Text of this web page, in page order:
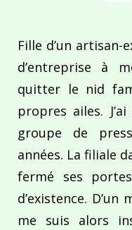
Fille d’un
d’entreprise à
quitter le nid
propres ailes.
groupe de
années. La filiale
fermé ses
d’existence.
me suis alors